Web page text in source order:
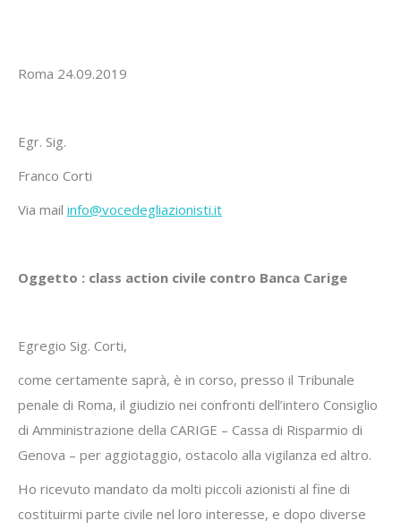
Roma 24.09.2019
Egr. Sig.
Franco Corti
Via mail info@vocedegliazionisti.it
Oggetto : class action civile contro Banca Carige
Egregio Sig. Corti,
come certamente saprà, è in corso, presso il Tribunale
penale di Roma, il giudizio nei confronti dell’intero Consiglio
di Amministrazione della CARIGE – Cassa di Risparmio di
Genova – per aggiotaggio, ostacolo alla vigilanza ed altro.
Ho ricevuto mandato da molti piccoli azionisti al fine di
costituirmi parte civile nel loro interesse, e dopo diverse